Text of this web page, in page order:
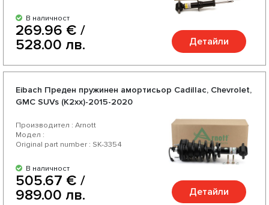
В наличност
269.96 € /
528.00 лв.
Детайли
Eibach Преден пружинен амортисьор Cadillac, Chevrolet,
GMC SUVs (K2xx)-2015-2020
Производител : Arnott
Модел :
Original part number : SK-3354
В наличност
505.67 € /
989.00 лв.
Детайли